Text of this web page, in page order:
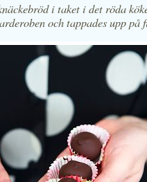
i taket i det röda
och tappades upp på